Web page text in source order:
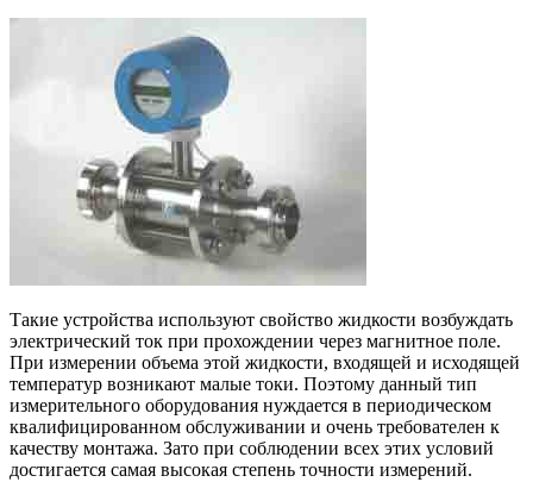
Такие устройства используют свойство жидкости возбуждать
электрический ток при прохождении через магнитное поле.
При измерении объема этой жидкости, входящей и исходящей
температур возникают малые токи. Поэтому данный тип
измерительного оборудования нуждается в периодическом
квалифицированном обслуживании и очень требователен к
качеству монтажа. Зато при соблюдении всех этих условий
достигается самая высокая степень точности измерений.